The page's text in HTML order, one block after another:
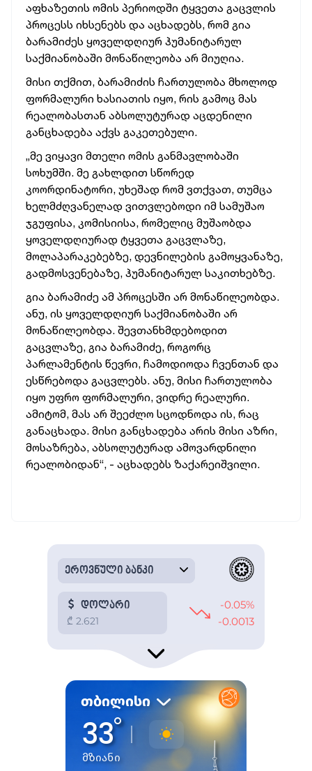
აფხაზეთის ომის პერიოდში ტყვეთა გაცვლის
პროცესს იხსენებს და აცხადებს, რომ გია
ბარამიძეს ყოველდღიურ ჰუმანიტარულ
საქმიანობაში მონაწილეობა არ მიუღია.
მისი თქმით, ბარამიძის ჩართულობა მხოლოდ
ფორმალური ხასიათის იყო, რის გამოც მას
რეალობასთან აბსოლუტურად აცდენილი
განცხადება აქვს გაკეთებული.
„მე ვიყავი მთელი ომის განმავლობაში
სოხუმში. მე გახლდით სწორედ
კოორდინატორი, უხეშად რომ ვთქვათ, თუმცა
ხელმძღვანელად ვითვლებოდი იმ სამუშაო
ჯგუფისა, კომისიისა, რომელიც მუშაობდა
ყოველდღიურად ტყვეთა გაცვლაზე,
მოლაპარაკებებზე, დევნილების გამოყვანაზე,
გადმოსვენებაზე, ჰუმანიტარულ საკითხებზე.
გია ბარამიძე ამ პროცესში არ მონაწილეობდა.
ანუ, ის ყოველდღიურ საქმიანობაში არ
მონაწილეობდა. შევთანხმდებოდით
გაცვლაზე, გია ბარამიძე, როგორც
პარლამენტის წევრი, ჩამოდიოდა ჩვენთან და
ესწრებოდა გაცვლებს. ანუ, მისი ჩართულობა
იყო უფრო ფორმალური, ვიდრე რეალური.
ამიტომ, მას არ შეეძლო სცოდნოდა ის, რაც
განაცხადა. მისი განცხადება არის მისი აზრი,
მოსაზრება, აბსოლუტურად ამოვარდნილი
რეალობიდან“, - აცხადებს ზაქარეიშვილი.